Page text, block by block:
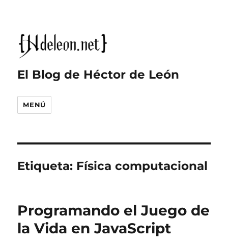
El Blog de Héctor de León
MENÚ
Etiqueta: Física computacional
Programando el Juego de
la Vida en JavaScript